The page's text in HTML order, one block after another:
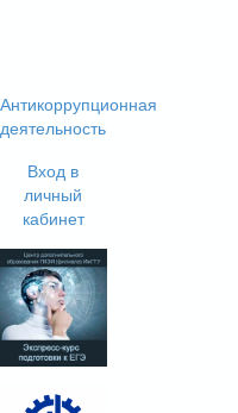
Антикоррупционная
деятельность
Вход в
личный
кабинет